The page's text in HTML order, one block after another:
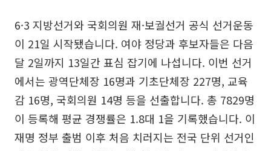
6·3 지방선거와 국회의원 재·보궐선거 공식 선거운동
이 21일 시작됐습니다. 여야 정당과 후보자들은 다음
달 2일까지 13일간 표심 잡기에 나섭니다. 이번 선거
에서는 광역단체장 16명과 기초단체장 227명, 교육
감 16명, 국회의원 14명 등을 선출합니다. 총 7829명
이 등록해 평균 경쟁률은 1.8대 1을 기록했습니다. 이
재명 정부 출범 이후 처음 치러지는 전국 단위 선거인